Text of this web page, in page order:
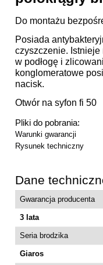
Do montażu
Posiada
czyszczenie.
w podłogę i
konglomeratowe
nacisk.
Otwór na syfon fi 50
Pliki do pobrania:
Warunki gwarancji
Rysunek techniczny
Dane
Gwarancja producenta
3 lata
Seria brodzika
Giaros